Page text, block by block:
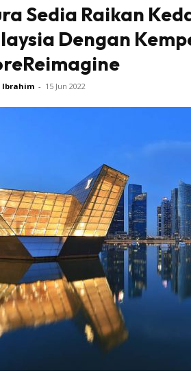
Sedia Raikan
Dengan
Ibrahim - 15 Jun 2022